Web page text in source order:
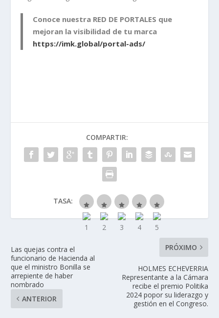
Conoce nuestra RED DE PORTALES que
mejoran la visibilidad de tu marca
https://imk.global/portal-ads/
COMPARTIR:
TASA:
Las quejas contra el
funcionario de Hacienda al
que el ministro Bonilla se
arrepiente de haber
nombrado
ANTERIOR
PRÓXIMO
HOLMES ECHEVERRIA
Representante a la Cámara
recibe el premio Politika
2024 popor su liderazgo y
gestión en el Congreso.